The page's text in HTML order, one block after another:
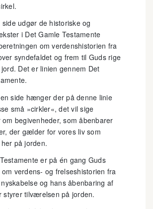
side udgør de historiske og
i Det Gamle Testamente
om verdenshistorien fra
syndefaldet og frem til Guds rige
Det er linien gennem Det
side hænger der på denne linie
små »cirkler«, det vil sige
begivenheder, som åbenbarer
der gælder for vores liv som
på jorden.
er på én gang Guds
verdens- og frelseshistorien fra
og hans åbenbaring af
styrer tilværelsen på jorden.